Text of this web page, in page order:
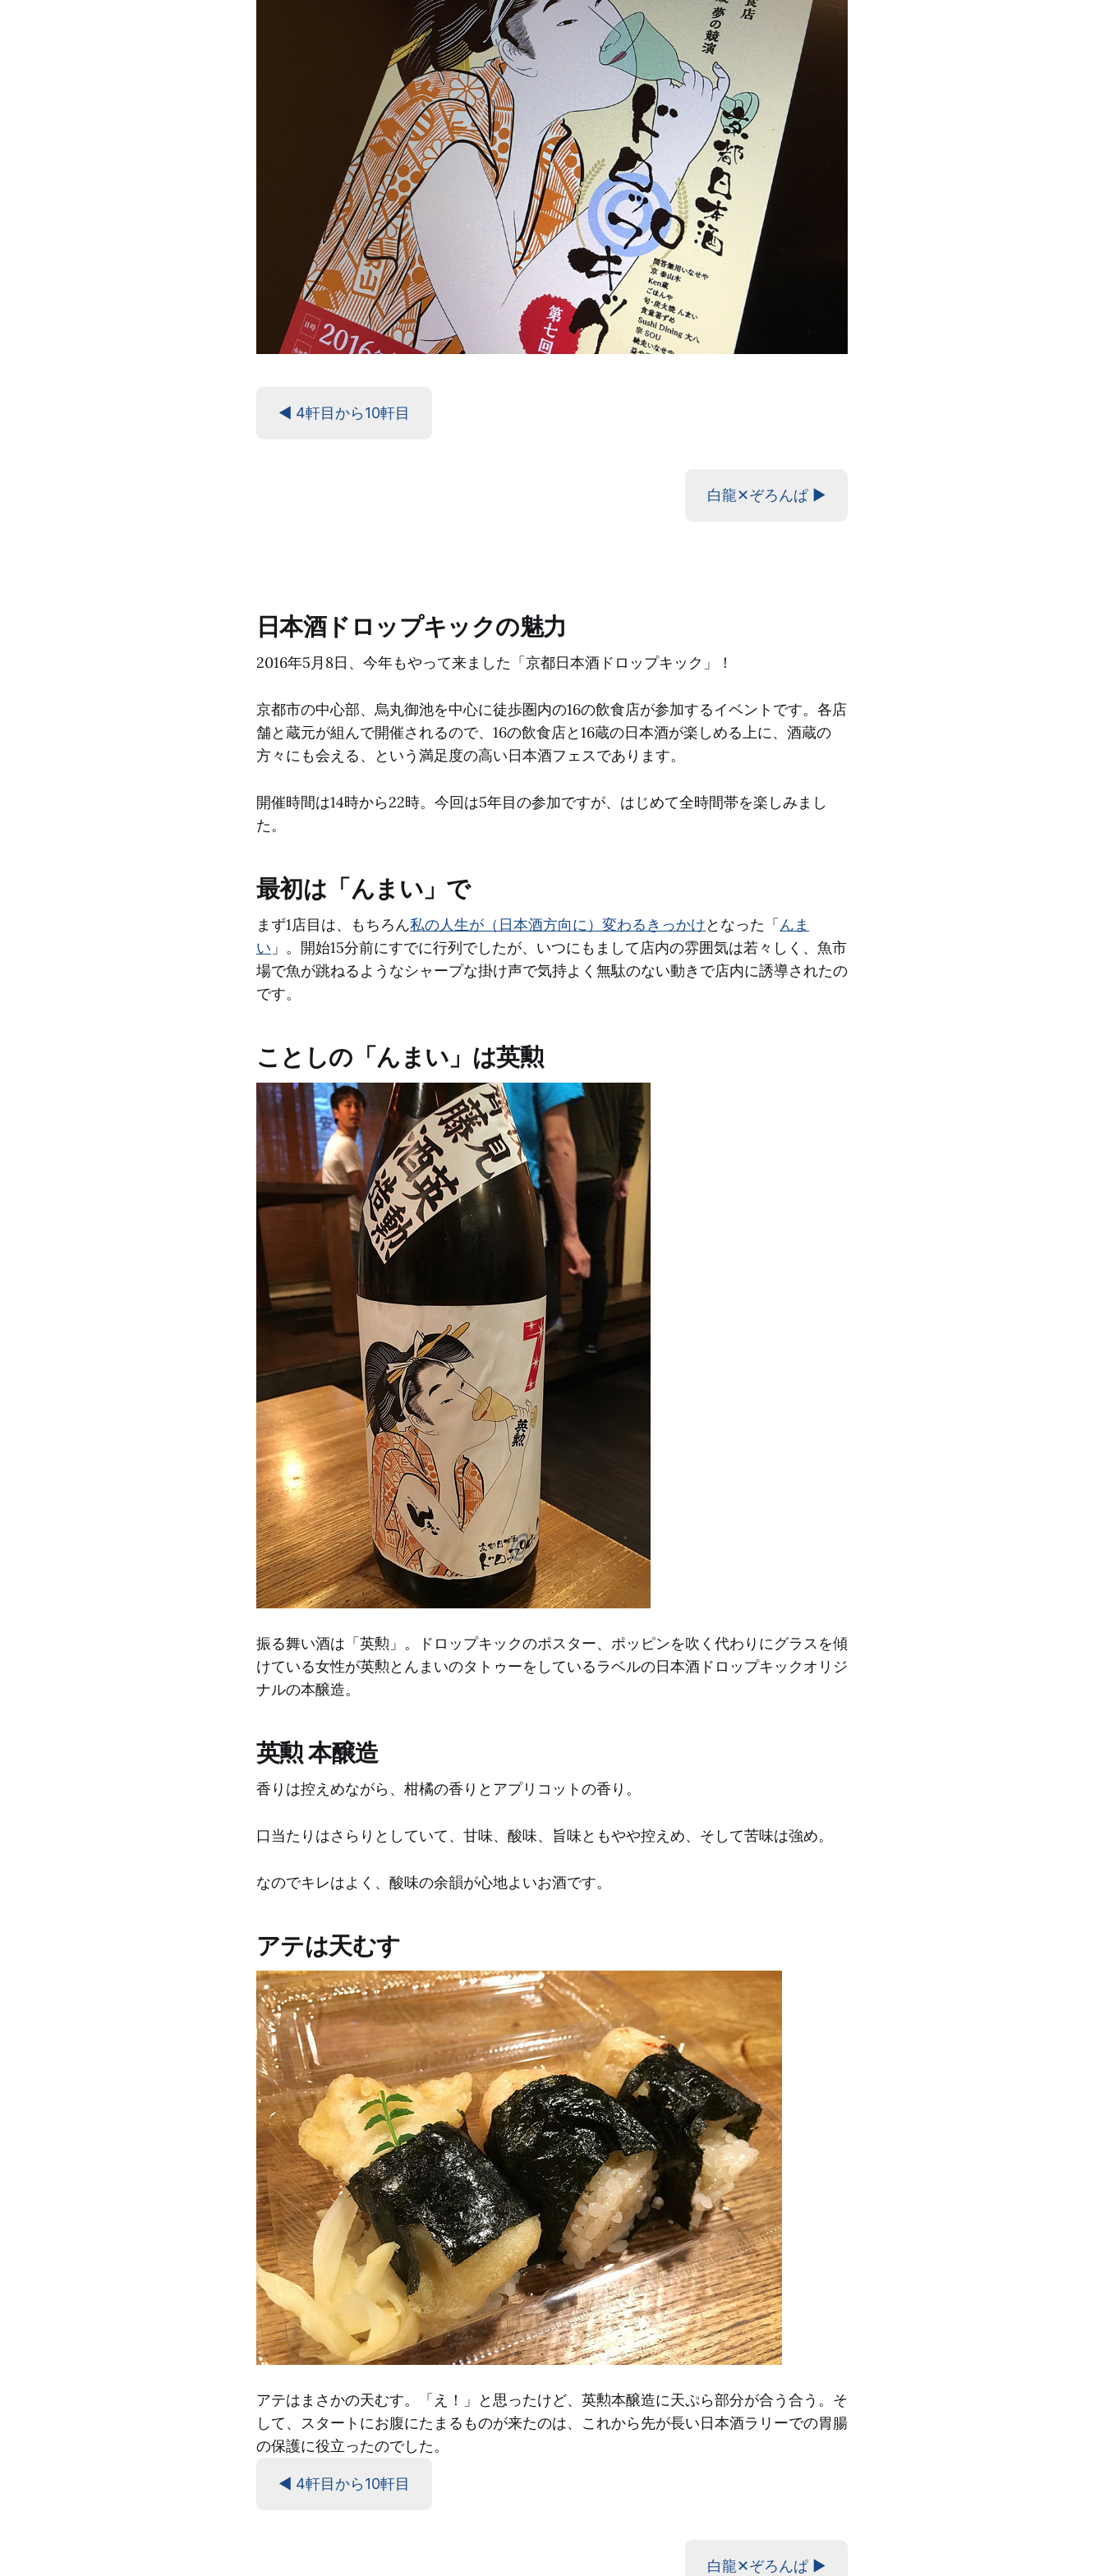
◀ 4軒目から10軒目
白龍✕ぞろんぱ ▶
日本酒ドロップキックの魅力
2016年5月8日、今年もやって来ました「京都日本酒ドロップキック」！
京都市の中心部、烏丸御池を中心に徒歩圏内の16の飲食店が参加するイベントです。各店
舗と蔵元が組んで開催されるので、16の飲食店と16蔵の日本酒が楽しめる上に、酒蔵の
方々にも会える、という満足度の高い日本酒フェスであります。
開催時間は14時から22時。今回は5年目の参加ですが、はじめて全時間帯を楽しみまし
た。
最初は「んまい」で
まず1店目は、もちろん私の人生が（日本酒方向に）変わるきっかけとなった「んま
い 」。開始15分前にすでに行列でしたが、いつにもまして店内の雰囲気は若々しく、魚市
場で魚が跳ねるようなシャープな掛け声で気持よく無駄のない動きで店内に誘導されたの
です。
ことしの「んまい」は英勲
振る舞い酒は「英勲」。ドロップキックのポスター、ポッピンを吹く代わりにグラスを傾
けている女性が英勲とんまいのタトゥーをしているラベルの日本酒ドロップキックオリジ
ナルの本醸造。
英勲 本醸造
香りは控えめながら、柑橘の香りとアプリコットの香り。
口当たりはさらりとしていて、甘味、酸味、旨味ともやや控えめ、そして苦味は強め。
なのでキレはよく、酸味の余韻が心地よいお酒です。
アテは天むす
アテはまさかの天むす。「え！」と思ったけど、英勲本醸造に天ぷら部分が合う合う。そ
して、スタートにお腹にたまるものが来たのは、これから先が長い日本酒ラリーでの胃腸
の保護に役立ったのでした。
◀ 4軒目から10軒目
白龍✕ぞろんぱ ▶